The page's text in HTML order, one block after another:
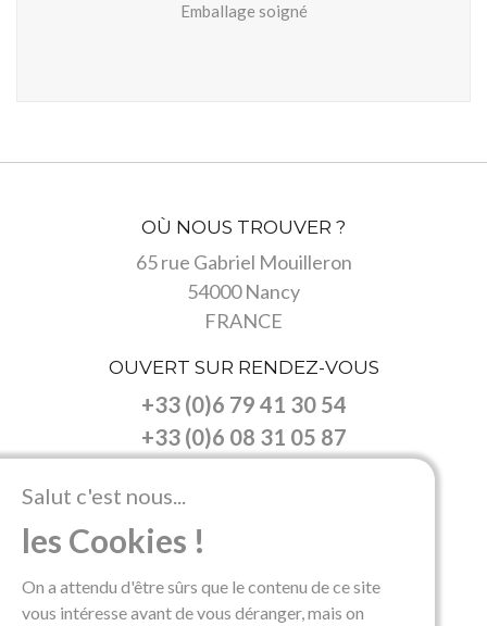
Emballage soigné
OÙ NOUS TROUVER ?
65 rue Gabriel Mouilleron
54000 Nancy
FRANCE
OUVERT SUR RENDEZ-VOUS
+33 (0)6 79 41 30 54
+33 (0)6 08 31 05 87
Accueil Nos objets
Contacts
Mentions Légales
Salut c'est nous...
les Cookies !
On a attendu d'être sûrs que le contenu de ce site
vous intéresse avant de vous déranger, mais on